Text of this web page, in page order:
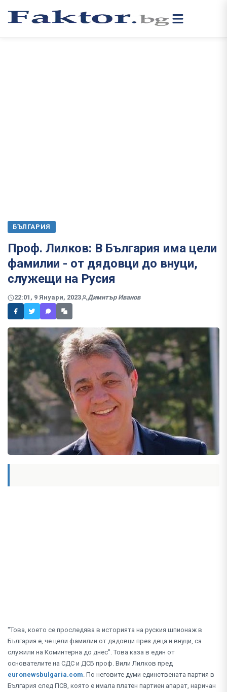
БЪЛГАРИЯ
Проф. Лилков: В България има цели
фамилии - от дядовци до внуци,
служещи на Русия
22:01, 9 Януари, 2023 Димитър Иванов
"Това, което се проследява в историята на руския шпионаж в
България е, че цели фамилии от дядовци през деца и внуци, са
служили на Коминтерна до днес". Това каза в един от
основателите на СДС и ДСБ проф. Вили Лилков пред
euronewsbulgaria.com . По неговите думи единствената партия в
България след ПСВ, която е имала платен партиен апарат, наричан